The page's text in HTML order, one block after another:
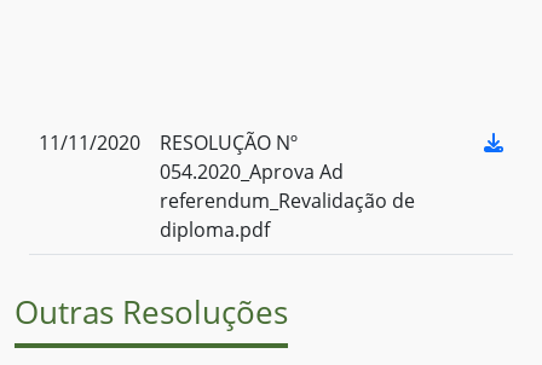
11/11/2020
RESOLUÇÃO Nº
054.2020_Aprova Ad
referendum_Revalidação de
diploma.pdf
Outras Resoluções